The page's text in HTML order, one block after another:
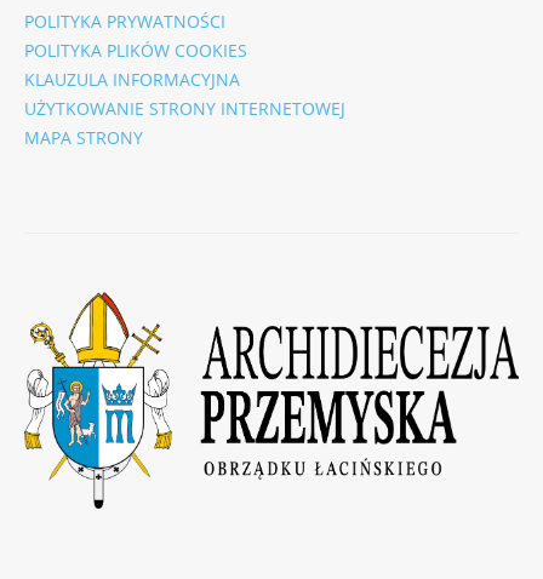
POLITYKA PRYWATNOŚCI
POLITYKA PLIKÓW COOKIES
KLAUZULA INFORMACYJNA
UŻYTKOWANIE STRONY INTERNETOWEJ
MAPA STRONY